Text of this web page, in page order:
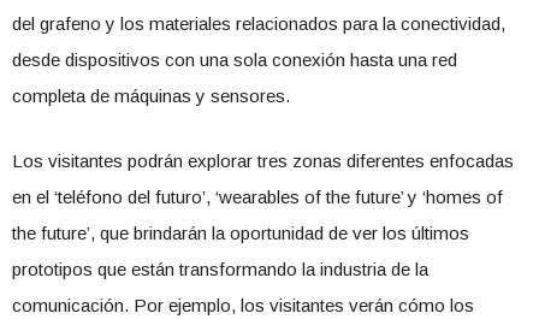
del grafeno y los materiales relacionados para la conectividad,
desde dispositivos con una sola conexión hasta una red
completa de máquinas y sensores.
Los visitantes podrán explorar tres zonas diferentes enfocadas
en el ‘teléfono del futuro’, ‘wearables of the future’ y ‘homes of
the future’, que brindarán la oportunidad de ver los últimos
prototipos que están transformando la industria de la
comunicación. Por ejemplo, los visitantes verán cómo los